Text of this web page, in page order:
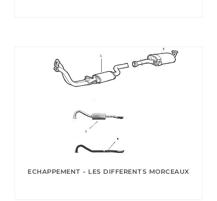
ECHAPPEMENT - LES DIFFERENTS MORCEAUX